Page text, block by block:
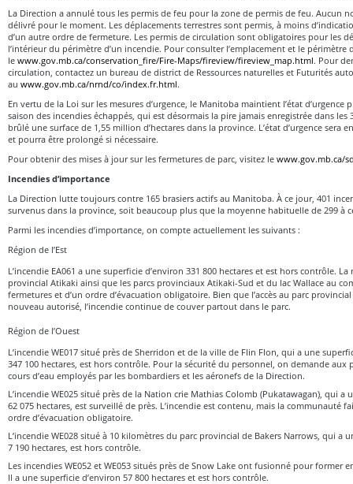
La Direction a annulé tous les permis de feu pour la zone de permis de feu. Aucun
délivré pour le moment. Les déplacements terrestres sont permis, à moins
d’un autre ordre de fermeture. Les permis de circulation sont obligatoires pour les
l’intérieur du périmètre d’un incendie. Pour consulter l’emplacement et le périmètre
le www.gov.mb.ca/conservation_fire/Fire-Maps/fireview/fireview_map.html. Pour
circulation, contactez un bureau de district de Ressources naturelles et Futurités
au www.gov.mb.ca/nrnd/co/index.fr.html.
En vertu de la Loi sur les mesures d’urgence, le Manitoba maintient l’état d’urgence
saison des incendies échappés, qui est désormais la pire jamais enregistrée dans les
brûlé une surface de 1,55 million d’hectares dans la province. L’état d’urgence sera
et pourra être prolongé si nécessaire.
Pour obtenir des mises à jour sur les fermetures de parc, visitez le www.gov.mb.ca/
Incendies d’importance
La Direction lutte toujours contre 165 brasiers actifs au Manitoba. À ce jour, 401
survenus dans la province, soit beaucoup plus que la moyenne habituelle de 299 à
Parmi les incendies d’importance, on compte actuellement les suivants :
Région de l’Est
L’incendie EA061 a une superficie d’environ 331 800 hectares et est hors contrôle.
provincial Atikaki ainsi que les parcs provinciaux Atikaki-Sud et du lac Wallace au
fermetures et d’un ordre d’évacuation obligatoire. Bien que l’accès au parc
nouveau autorisé, l’incendie continue de couver partout dans le parc.
Région de l’Ouest
L’incendie WE017 situé près de Sherridon et de la ville de Flin Flon, qui a une
347 100 hectares, est hors contrôle. Pour la sécurité du personnel, on demande aux
cours d’eau employés par les bombardiers et les aéronefs de la Direction.
L’incendie WE025 situé près de la Nation crie Mathias Colomb (Pukatawagan), qui a
62 075 hectares, est surveillé de près. L’incendie est contenu, mais la communauté
ordre d’évacuation obligatoire.
L’incendie WE028 situé à 10 kilomètres du parc provincial de Bakers Narrows, qui a
7 190 hectares, est hors contrôle.
Les incendies WE052 et WE053 situés près de Snow Lake ont fusionné pour former
Il a une superficie d’environ 57 800 hectares et est hors contrôle.